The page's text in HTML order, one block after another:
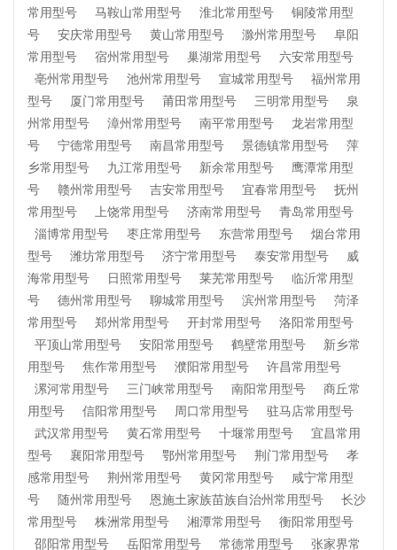
常用型号
马鞍山常用型号 淮北常用型号
铜陵常用型
号
安庆常用型号 黄山常用型号 滁州常用型号
阜阳
常用型号
宿州常用型号 巢湖常用型号
六安常用型号
亳州常用型号
池州常用型号 宣城常用型号
福州常用
型号
厦门常用型号 莆田常用型号 三明常用型号
泉
州常用型号
漳州常用型号 南平常用型号
龙岩常用型
号
宁德常用型号 南昌常用型号 景德镇常用型号
萍
乡常用型号
九江常用型号 新余常用型号
鹰潭常用型
号
赣州常用型号 吉安常用型号 宜春常用型号
抚州
常用型号
上饶常用型号 济南常用型号
青岛常用型号
淄博常用型号
枣庄常用型号 东营常用型号
烟台常用
型号
潍坊常用型号 济宁常用型号 泰安常用型号
威
海常用型号
日照常用型号 莱芜常用型号
临沂常用型
号
德州常用型号 聊城常用型号 滨州常用型号
菏泽
常用型号
郑州常用型号 开封常用型号
洛阳常用型号
平顶山常用型号
安阳常用型号 鹤壁常用型号
新乡常
用型号
焦作常用型号 濮阳常用型号
许昌常用型号
漯河常用型号
三门峡常用型号 南阳常用型号
商丘常
用型号
信阳常用型号 周口常用型号
驻马店常用型号
武汉常用型号
黄石常用型号 十堰常用型号
宜昌常用
型号
襄阳常用型号 鄂州常用型号 荆门常用型号
孝
感常用型号
荆州常用型号 黄冈常用型号
咸宁常用型
号
随州常用型号 恩施土家族苗族自治州常用型号
长沙
常用型号
株洲常用型号 湘潭常用型号
衡阳常用型号
邵阳常用型号
岳阳常用型号 常德常用型号
张家界常